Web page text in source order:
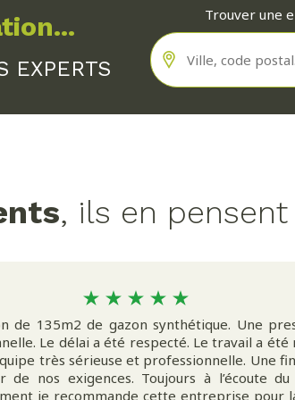
au fil des saisons, unentretien du
pour préserver leur forme et
et des plantes en pleine santé.
VOTRE EXTÉRIEUR
en lumièresoignée de chaque
créer une ambiance chaleureuse
EXPERTS
Trouver une
, ils en
de 135m2 de gazon synthétique. Une
Le délai a été respecté. Le travail a été
très sérieuse et professionnelle. Une
de nos exigences. Toujours à l’écoute du
je recommande cette entreprise pour